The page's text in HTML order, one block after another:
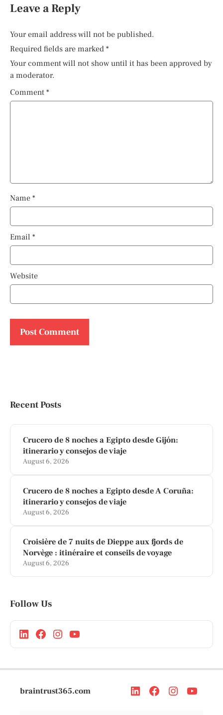
Leave a Reply
Your email address will not be published.
Required fields are marked *
Your comment will not show until it has been approved by
a moderator.
Comment *
Name *
Email *
Website
Recent Posts
Crucero de 8 noches a Egipto desde Gijón:
itinerario y consejos de viaje
August 6, 2026
Crucero de 8 noches a Egipto desde A Coruña:
itinerario y consejos de viaje
August 6, 2026
Croisière de 7 nuits de Dieppe aux fjords de
Norvège : itinéraire et conseils de voyage
August 6, 2026
Follow Us
braintrust365.com